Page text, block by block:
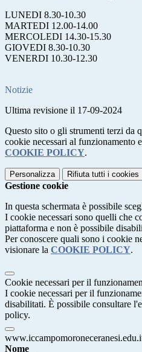
LUNEDI 8.30-10.30
MARTEDI 12.00-14.00
MERCOLEDI 14.30-15.30
GIOVEDI 8.30-10.30
VENERDI 10.30-12.30
Notizie
Ultima revisione il 17-09-2024
Questo sito o gli strumenti terzi da
cookie necessari al funzionamento
COOKIE POLICY.
Personalizza Rifiuta tutti i cookies
Gestione cookie
In questa schermata è possibile
I cookie necessari sono quelli che
piattaforma e non è possibile
Per conoscere quali sono i cookie
visionare la COOKIE POLICY.
Cookie necessari per il
I cookie necessari per il
disabilitati. È possibile consultare
policy.
Nome